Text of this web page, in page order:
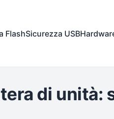
FlashSicurezza USB
di unità: